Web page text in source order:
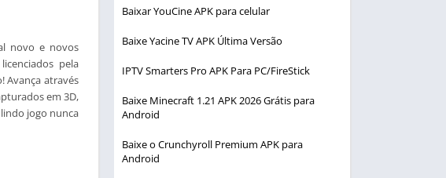
novo e novos
pela
Avança através
em 3D,
jogo nunca
Baixar YouCine APK para celular
Baixe Yacine TV APK Última Versão
IPTV Smarters Pro APK Para PC/FireStick
Baixe Minecraft 1.21 APK 2026 Grátis para
Android
Baixe o Crunchyroll Premium APK para
Android